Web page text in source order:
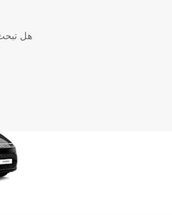
يمكنك أيضًا
خططك.هل